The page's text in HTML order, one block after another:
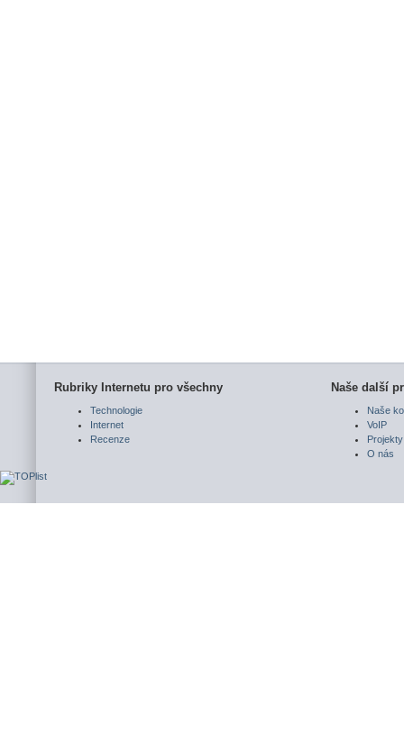
Rubriky Internetu pro všechny
Technologie
Internet
Recenze
Naše další
Naše
VoIP
Projekty
O nás